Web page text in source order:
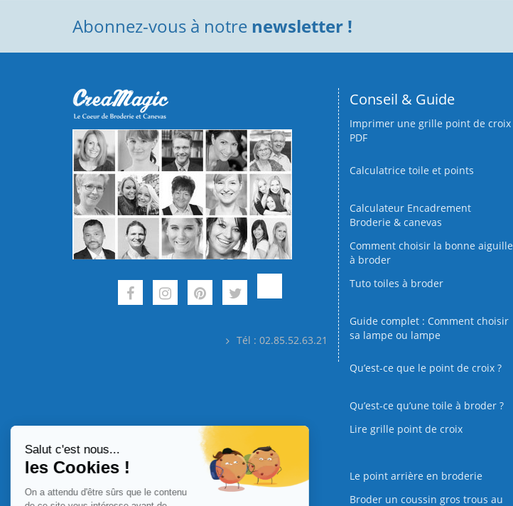
Abonnez-vous à notre newsletter !
Tél : 02.85.52.63.21
Conseil & Guide
Imprimer une grille point de croix
PDF
Calculatrice toile et points
Calculateur Encadrement
Broderie & canevas
Comment choisir la bonne aiguille
à broder
Tuto toiles à broder
Guide complet : Comment choisir
sa lampe ou lampe
Qu’est-ce que le point de croix ?
Qu’est‑ce qu’une toile à broder ?
Lire grille point de croix
Le point arrière en broderie
Broder un coussin gros trous au